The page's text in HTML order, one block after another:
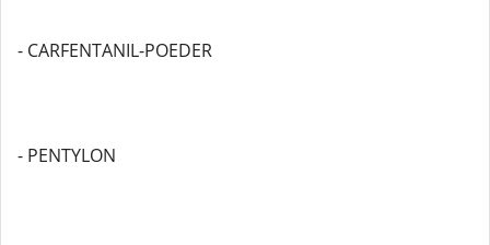
- CARFENTANIL-POEDER
- PENTYLON